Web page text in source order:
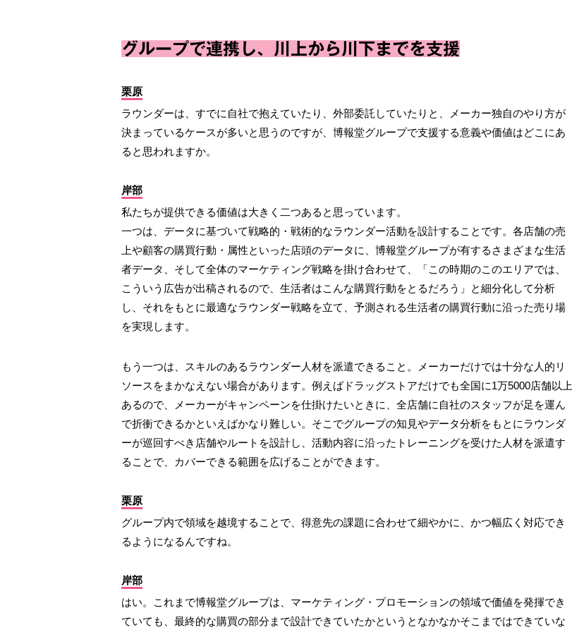
グループで連携し、川上から川下までを支援
栗原
ラウンダーは、すでに自社で抱えていたり、外部委託していたりと、メーカー独自のやり方が
決まっているケースが多いと思うのですが、博報堂グループで支援する意義や価値はどこにあ
ると思われますか。
岸部
私たちが提供できる価値は大きく二つあると思っています。
一つは、データに基づいて戦略的・戦術的なラウンダー活動を設計することです。各店舗の売
上や顧客の購買行動・属性といった店頭のデータに、博報堂グループが有するさまざまな生活
者データ、そして全体のマーケティング戦略を掛け合わせて、「この時期のこのエリアでは、
こういう広告が出稿されるので、生活者はこんな購買行動をとるだろう」と細分化して分析
し、それをもとに最適なラウンダー戦略を立て、予測される生活者の購買行動に沿った売り場
を実現します。
もう一つは、スキルのあるラウンダー人材を派遣できること。メーカーだけでは十分な人的リ
ソースをまかなえない場合があります。例えばドラッグストアだけでも全国に1万5000店舗以上
あるので、メーカーがキャンペーンを仕掛けたいときに、全店舗に自社のスタッフが足を運ん
で折衝できるかといえばかなり難しい。そこでグループの知見やデータ分析をもとにラウンダ
ーが巡回すべき店舗やルートを設計し、活動内容に沿ったトレーニングを受けた人材を派遣す
ることで、カバーできる範囲を広げることができます。
栗原
グループ内で領域を越境することで、得意先の課題に合わせて細やかに、かつ幅広く対応でき
るようになるんですね。
岸部
はい。これまで博報堂グループは、マーケティング・プロモーションの領域で価値を発揮でき
ていても、最終的な購買の部分まで設計できていたかというとなかなかそこまではできていな